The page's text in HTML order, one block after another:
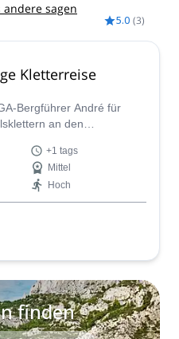
andere sagen
5.0 (3)
Kletterreise
Bergführer André für
an den
+1 tags
Mittel
Hoch
finden